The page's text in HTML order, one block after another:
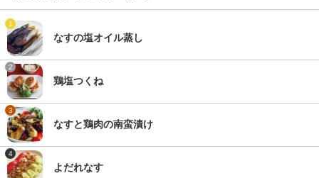
1
なすの塩オイル蒸し
2
鶏塩つくね
3
なすと鶏肉の南蛮漬け
4
よだれなす